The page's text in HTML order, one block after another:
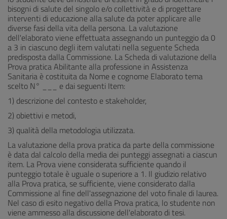
bisogni di salute del singolo e/o collettività e di progettare
interventi di educazione alla salute da poter applicare alle
diverse fasi della vita della persona. La valutazione
dell'elaborato viene effettuata assegnando un punteggio da 0
a 3 in ciascuno degli item valutati nella seguente Scheda
predisposta dalla Commissione. La Scheda di valutazione della
Prova pratica Abilitante alla professione in Assistenza
Sanitaria è costituita da Nome e cognome Elaborato tema
scelto N° ___ e dai seguenti Item:
1) descrizione del contesto e stakeholder,
2) obiettivi e metodi,
3) qualità della metodologia utilizzata.
La valutazione della prova pratica da parte della commissione
è data dal calcolo della media dei punteggi assegnati a ciascun
item. La Prova viene considerata sufficiente quando il
punteggio totale è uguale o superiore a 1. Il giudizio relativo
alla Prova pratica, se sufficiente, viene considerato dalla
Commissione al fine dell'assegnazione del voto finale di laurea.
Nel caso di esito negativo della Prova pratica, lo studente non
viene ammesso alla discussione dell'elaborato di tesi.